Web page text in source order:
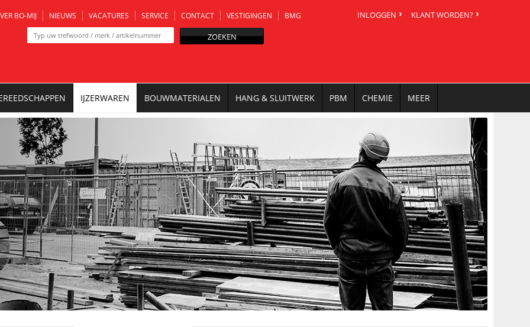
BO-MIJ NIEUWS VACATURES SERVICE CONTACT VESTIGINGEN BMG
ZOEKEN
INLOGGEN KLANT WORDEN?
IJZERWAREN BOUWMATERIALEN HANG & SLUITWERK PBM CHEMIE MEER